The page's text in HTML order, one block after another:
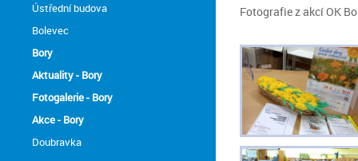
Fotografie z akcí OK
Ústřední budova
Bolevec
Bory
Aktuality - Bory
Fotogalerie - Bory
Akce - Bory
Doubravka